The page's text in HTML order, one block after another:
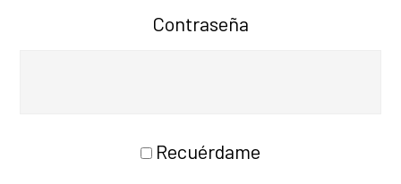
Contraseña
Recuérdame